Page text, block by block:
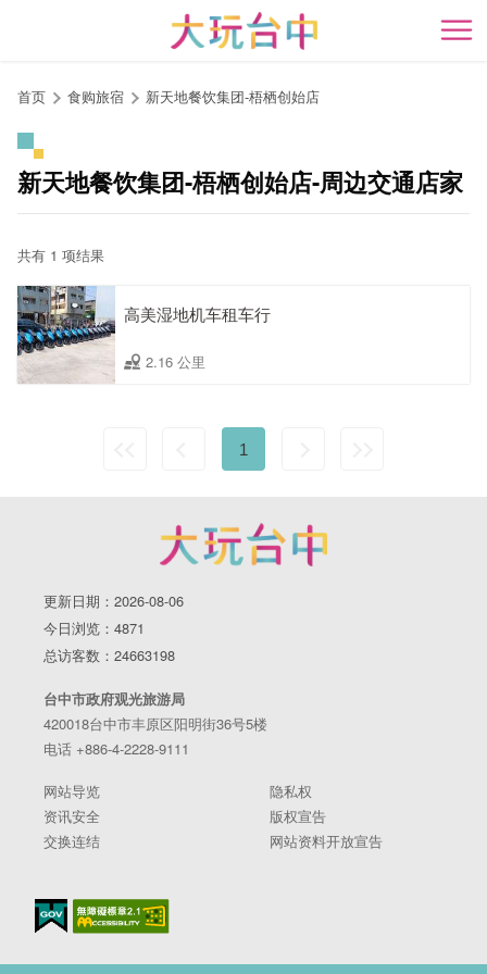
开
首页 食购旅宿 新天地餐饮集团-梧栖创始店
新天地餐饮集团-梧栖创始店-周边交通店家
共有 1 项结果
高美湿地机车租车行
2.16 公里
1
更新日期：2026-08-06
今日浏览：4871
总访客数：24663198
台中市政府观光旅游局
420018台中市丰原区阳明街36号5楼
电话 +886-4-2228-9111
网站导览
隐私权
资讯安全
版权宣告
交换连结
网站资料开放宣告